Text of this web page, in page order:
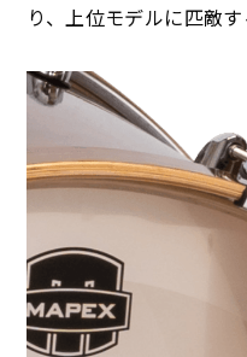
り、上位モデルに匹敵す